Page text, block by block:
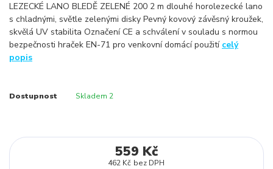
LEZECKÉ LANO BLEDĚ ZELENÉ 200 2 m dlouhé horolezecké lano
s chladnými, světle zelenými disky Pevný kovový závěsný kroužek,
skvělá UV stabilita Označení CE a schválení v souladu s normou
bezpečnosti hraček EN-71 pro venkovní domácí použití celý
popis
Dostupnost Skladem 2
559 Kč
462 Kč bez DPH